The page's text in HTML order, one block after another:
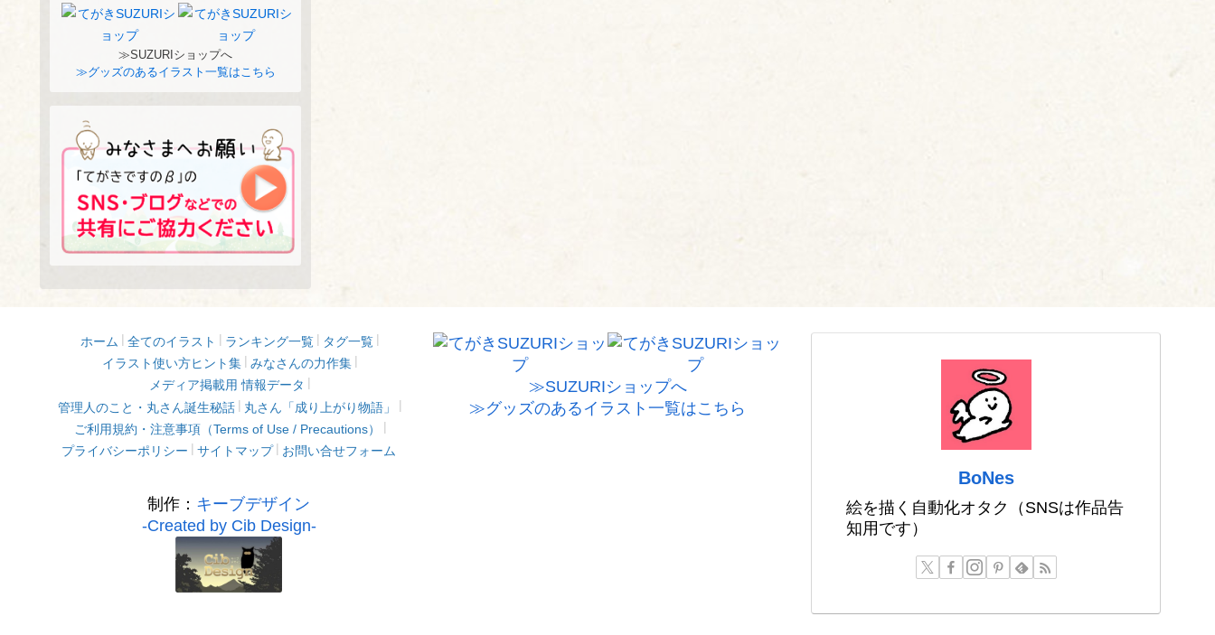
≫SUZURIショップへ
≫グッズのあるイラスト一覧はこちら
ホーム 全てのイラスト ランキング一覧
タグ一覧
イラスト使い方ヒント集
みなさんの力作集
メディア掲載用 情報データ
管理人のこと・丸さん誕生秘話
丸さん「成り上がり物語」
ご利用規約・注意事項（Terms of Use / Precautions）
プライバシーポリシー
サイトマップ お問い合せフォーム
制作： キーブデザイン
-Created by Cib Design-
≫SUZURIショップへ
≫グッズのあるイラスト一覧はこちら
BoNes
絵を描く自動化オタク（SNSは作品告
知用です）